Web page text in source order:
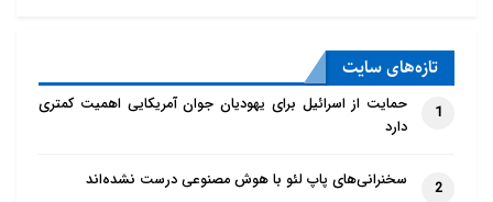
تازه‌‌های سایت
1
حمایت از اسرائیل برای یهودیان جوان آمریکایی اهمیت کمتری
دارد
2 سخنرانی‌های پاپ لئو با هوش مصنوعی درست نشده‌اند